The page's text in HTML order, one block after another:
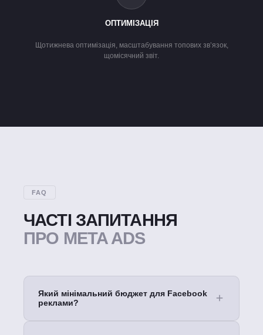
ОПТИМІЗАЦІЯ
Щотижнева оптимізація, масштабування топових зв’язок,
щомісячний звіт.
FAQ
ЧАСТІ ЗАПИТАННЯ
ПРО META ADS
Який мінімальний бюджет для Facebook
реклами?